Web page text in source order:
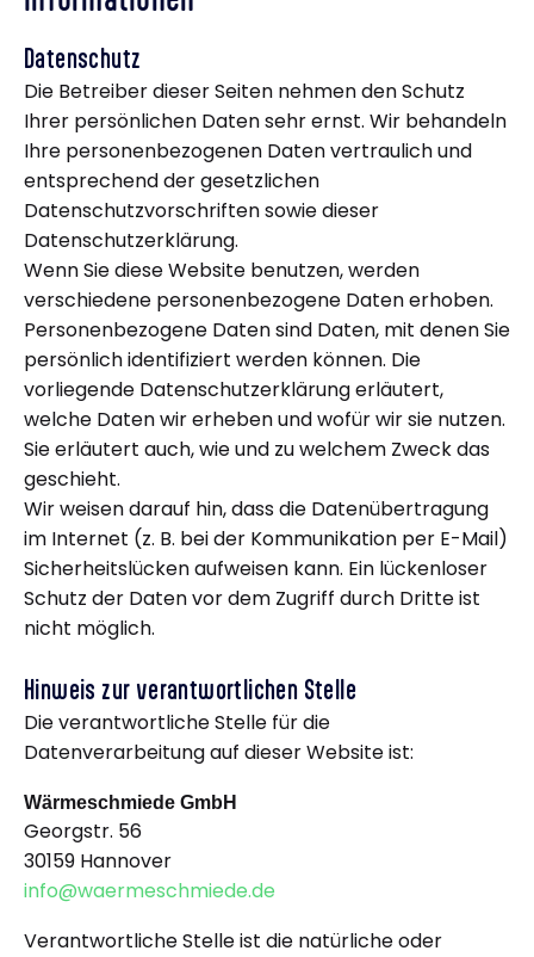
Datenschutz
Die Betreiber dieser Seiten nehmen den Schutz
Ihrer persönlichen Daten sehr ernst. Wir behandeln
Ihre personenbezogenen Daten vertraulich und
entsprechend der gesetzlichen
Datenschutzvorschriften sowie dieser
Datenschutzerklärung.
Wenn Sie diese Website benutzen, werden
verschiedene personenbezogene Daten erhoben.
Personenbezogene Daten sind Daten, mit denen Sie
persönlich identifiziert werden können. Die
vorliegende Datenschutzerklärung erläutert,
welche Daten wir erheben und wofür wir sie nutzen.
Sie erläutert auch, wie und zu welchem Zweck das
geschieht.
Wir weisen darauf hin, dass die Datenübertragung
im Internet (z. B. bei der Kommunikation per E-Mail)
Sicherheitslücken aufweisen kann. Ein lückenloser
Schutz der Daten vor dem Zugriff durch Dritte ist
nicht möglich.
Hinweis zur verantwortlichen Stelle
Die verantwortliche Stelle für die
Datenverarbeitung auf dieser Website ist:
Wärmeschmiede GmbH
Georgstr. 56
30159 Hannover
info@waermeschmiede.de
Verantwortliche Stelle ist die natürliche oder